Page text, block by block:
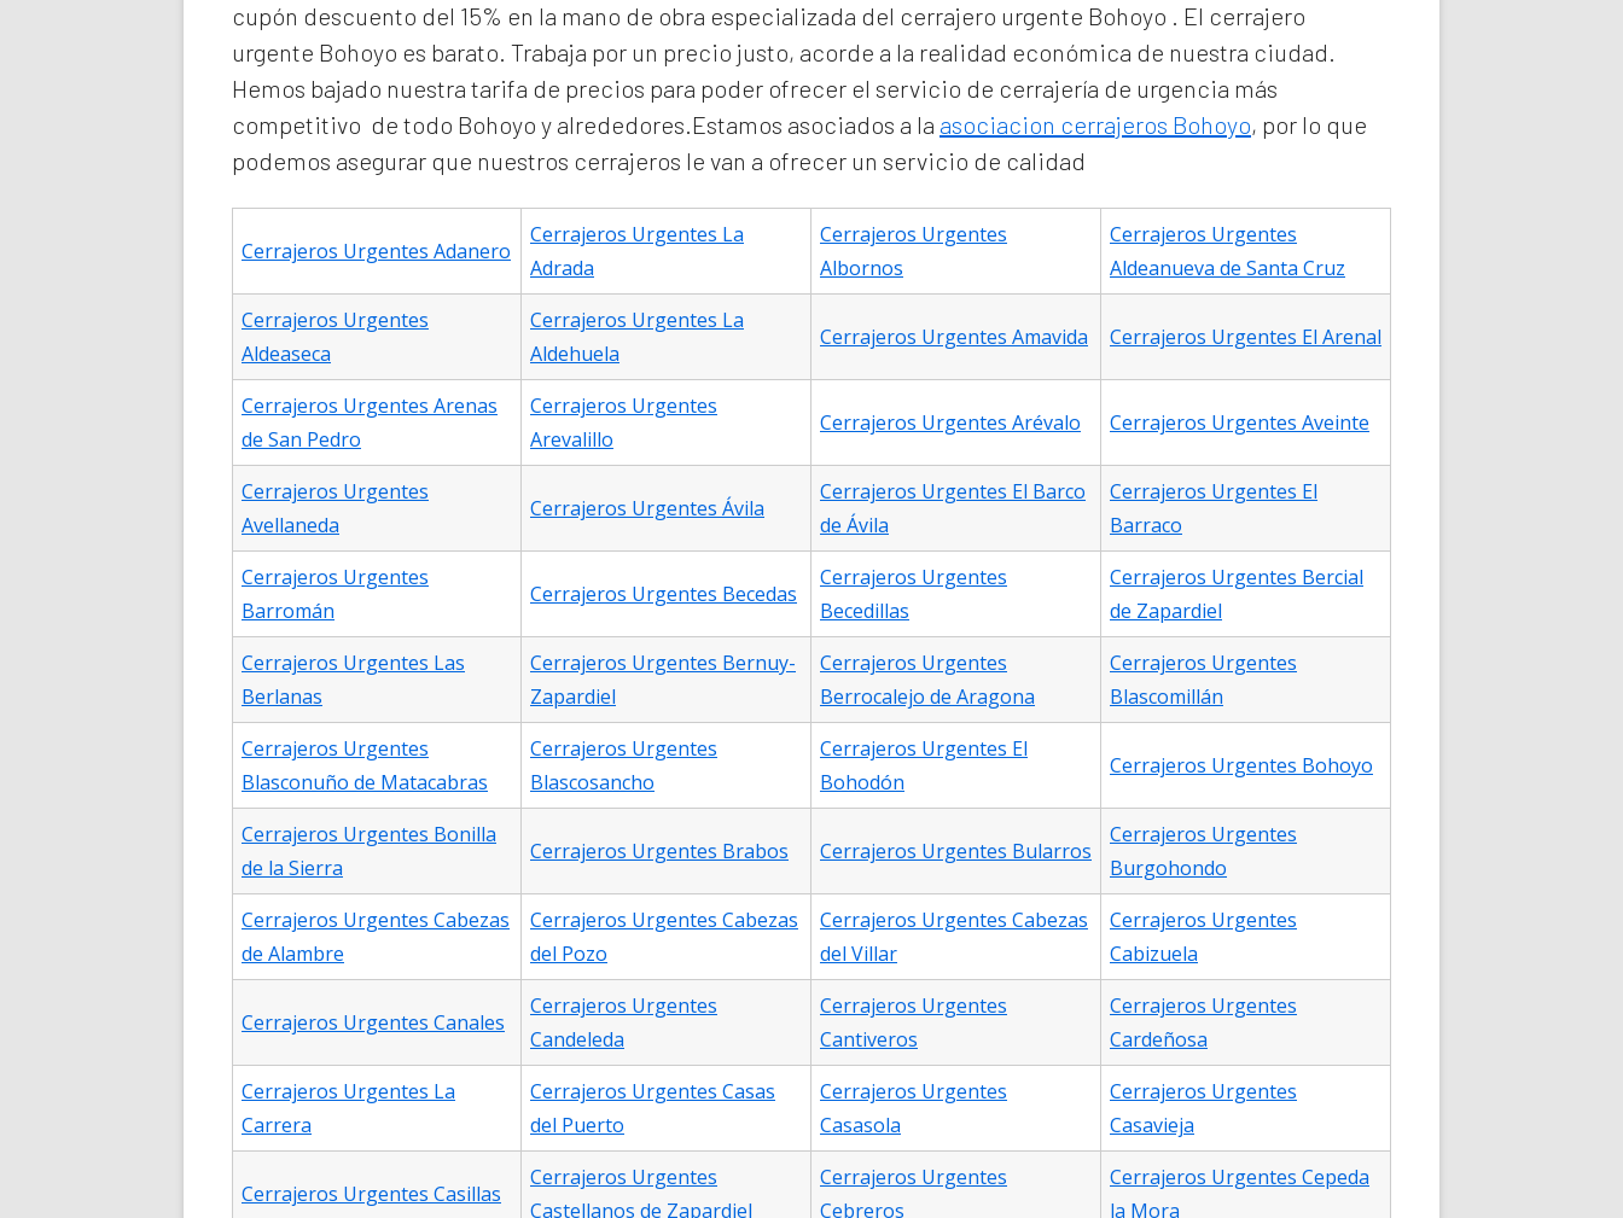
cupón descuento del 15% en la mano de obra especializada del cerrajero urgente Bohoyo . El cerrajero
urgente Bohoyo es barato. Trabaja por un precio justo, acorde a la realidad económica de nuestra ciudad.
Hemos bajado nuestra tarifa de precios para poder ofrecer el servicio de cerrajería de urgencia más
competitivo de todo Bohoyo y alrededores.Estamos asociados a la asociacion cerrajeros Bohoyo, por lo que
podemos asegurar que nuestros cerrajeros le van a ofrecer un servicio de calidad
Cerrajeros Urgentes Adanero
Cerrajeros Urgentes La
Adrada
Cerrajeros Urgentes
Albornos
Cerrajeros Urgentes
Aldeanueva de Santa Cruz
Cerrajeros Urgentes
Aldeaseca
Cerrajeros Urgentes La
Aldehuela
Cerrajeros Urgentes Amavida Cerrajeros Urgentes El Arenal
Cerrajeros Urgentes Arenas
de San Pedro
Cerrajeros Urgentes
Arevalillo
Cerrajeros Urgentes Arévalo Cerrajeros Urgentes Aveinte
Cerrajeros Urgentes
Avellaneda
Cerrajeros Urgentes Ávila
Cerrajeros Urgentes El Barco
de Ávila
Cerrajeros Urgentes El
Barraco
Cerrajeros Urgentes
Barromán
Cerrajeros Urgentes Becedas
Cerrajeros Urgentes
Becedillas
Cerrajeros Urgentes Bercial
de Zapardiel
Cerrajeros Urgentes Las
Berlanas
Cerrajeros Urgentes Bernuy-
Zapardiel
Cerrajeros Urgentes
Berrocalejo de Aragona
Cerrajeros Urgentes
Blascomillán
Cerrajeros Urgentes
Blasconuño de Matacabras
Cerrajeros Urgentes
Blascosancho
Cerrajeros Urgentes El
Bohodón
Cerrajeros Urgentes Bohoyo
Cerrajeros Urgentes Bonilla
de la Sierra
Cerrajeros Urgentes Brabos Cerrajeros Urgentes Bularros
Cerrajeros Urgentes
Burgohondo
Cerrajeros Urgentes Cabezas
de Alambre
Cerrajeros Urgentes Cabezas
del Pozo
Cerrajeros Urgentes Cabezas
del Villar
Cerrajeros Urgentes
Cabizuela
Cerrajeros Urgentes Canales
Cerrajeros Urgentes
Candeleda
Cerrajeros Urgentes
Cantiveros
Cerrajeros Urgentes
Cardeñosa
Cerrajeros Urgentes La
Carrera
Cerrajeros Urgentes Casas
del Puerto
Cerrajeros Urgentes
Casasola
Cerrajeros Urgentes
Casavieja
Cerrajeros Urgentes Casillas
Cerrajeros Urgentes
Castellanos de Zapardiel
Cerrajeros Urgentes
Cebreros
Cerrajeros Urgentes Cepeda
la Mora